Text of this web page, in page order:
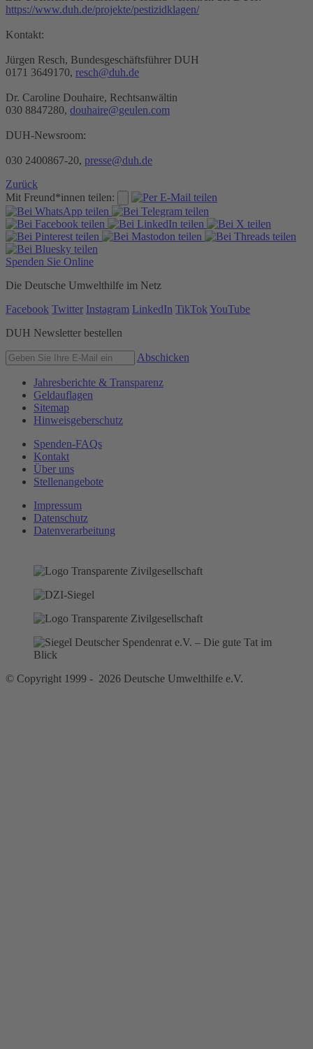
https://www.duh.de/projekte/pestizidklagen/
Kontakt:
Jürgen Resch, Bundesgeschäftsführer DUH
0171 3649170, resch@duh.de
Dr. Caroline Douhaire, Rechtsanwältin
030 8847280, douhaire@geulen.com
DUH-Newsroom:
030 2400867-20, presse@duh.de
Zurück
Mit Freund*innen teilen:
Spenden Sie Online
Die Deutsche Umwelthilfe im Netz
Facebook Twitter Instagram LinkedIn TikTok YouTube
DUH Newsletter bestellen
Abschicken
Jahresberichte & Transparenz
Geldauflagen
Sitemap
Hinweisgeberschutz
Spenden-FAQs
Kontakt
Über uns
Stellenangebote
Impressum
Datenschutz
Datenverarbeitung
© Copyright 1999 - 2026 Deutsche Umwelthilfe e.V.